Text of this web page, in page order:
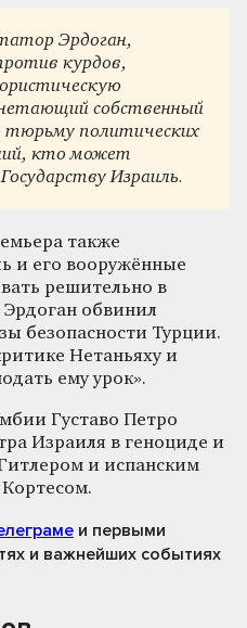
Эрдоган,
курдов,
собственный
политических
кто может
Израиль.
также
и его вооружённые
решительно в
обвинил
безопасности Турции.
Нетаньяху и
ему урок».
Густаво Петро
Израиля в геноциде и
и испанским
и первыми
и важнейших событиях